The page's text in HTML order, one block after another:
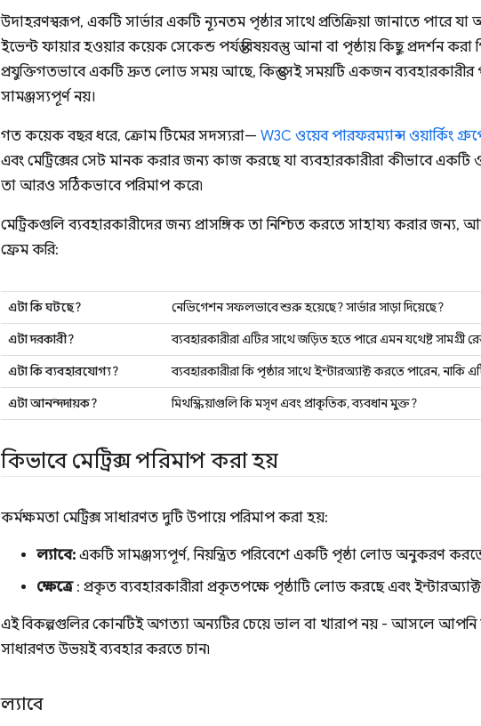
উদাহরণস্বরূপ, একটি সার্ভার একটি ন্যূনতম পৃষ্ঠার সাথে প্রতিক্রিয়া জানাতে পারে যা
ইভেন্ট ফায়ার হওয়ার কয়েক সেকেন্ড পর্যন্ত বিষয়বস্তু আনা বা পৃষ্ঠায় কিছু প্রদর্শন করা
প্রযুক্তিগতভাবে একটি দ্রুত লোড সময় আছে, কিন্তু সেই সময়টি একজন
সামঞ্জস্যপূর্ণ নয়।
গত কয়েক বছর ধরে, ক্রোম টিমের সদস্যরা— W3C ওয়েব পারফরম্যান্স ওয়ার্কিং
এবং মেট্রিক্সের সেট মানক করার জন্য কাজ করছে যা ব্যবহারকারীরা কীভাবে
তা আরও সঠিকভাবে পরিমাপ করে৷
মেট্রিকগুলি ব্যবহারকারীদের জন্য প্রাসঙ্গিক তা নিশ্চিত করতে সাহায্য করার জন্য,
ফ্রেম করি:
এটা কি ঘটছে?
নেভিগেশন সফলভাবে শুরু হয়েছে? সার্ভার সাড়া দিয়েছে?
এটা দরকারী?
ব্যবহারকারীরা এটির সাথে জড়িত হতে পারে এমন যথেষ্ট সামগ্রী
এটা কি ব্যবহারযোগ্য?
ব্যবহারকারীরা কি পৃষ্ঠার সাথে ইন্টারঅ্যাক্ট করতে পারেন, নাকি
এটা আনন্দদায়ক?
মিথস্ক্রিয়াগুলি কি মসৃণ এবং প্রাকৃতিক, ব্যবধান মুক্ত?
কিভাবে মেট্রিক্স পরিমাপ করা হয়
কর্মক্ষমতা মেট্রিক্স সাধারণত দুটি উপায়ে পরিমাপ করা হয়:
ল্যাবে: একটি সামঞ্জস্যপূর্ণ, নিয়ন্ত্রিত পরিবেশে একটি পৃষ্ঠা লোড অনুকরণ
ক্ষেত্রে: প্রকৃত ব্যবহারকারীরা প্রকৃতপক্ষে পৃষ্ঠাটি লোড করছে এবং
এই বিকল্পগুলির কোনটিই অগত্যা অন্যটির চেয়ে ভাল বা খারাপ নয় - আসলে আপনি
সাধারণত উভয়ই ব্যবহার করতে চান৷
ল্যাবে